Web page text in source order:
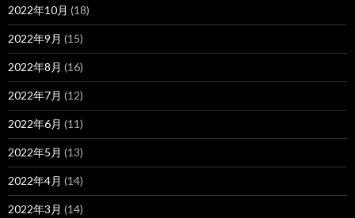
2022年10月 (18)
2022年9月 (15)
2022年8月 (16)
2022年7月 (12)
2022年6月 (11)
2022年5月 (13)
2022年4月 (14)
2022年3月 (14)